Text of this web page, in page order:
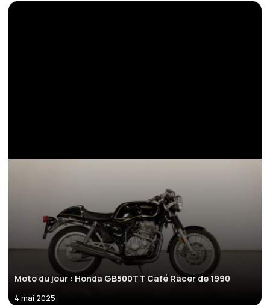
Moto du jour : Honda GB500TT Café Racer de 1990
4 mai 2025